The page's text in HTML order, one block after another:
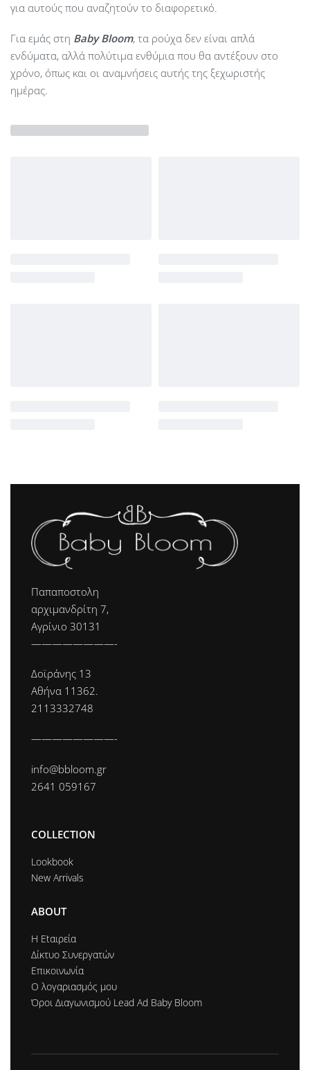
για αυτούς που αναζητούν το διαφορετικό.
Για εμάς στη Baby Bloom, τα ρούχα δεν είναι απλά
ενδύματα, αλλά πολύτιμα ενθύμια που θα αντέξουν στο
χρόνο, όπως και οι αναμνήσεις αυτής της ξεχωριστής
ημέρας.
Παπαποστολη
αρχιμανδρίτη 7,
Αγρίνιο 30131
————————-
Δοϊράνης 13
Αθήνα 11362.
2113332748
————————-
info@bbloom.gr
2641 059167
COLLECTION
Lookbook
New Arrivals
ABOUT
Η Εtαιρεία
Δίκτυο Συνεργατών
Επικοινωνία
Ο λογαριασμός μου
Όροι Διαγωνισμού Lead Ad Baby Bloom